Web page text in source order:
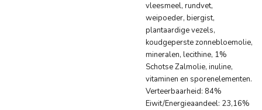
vleesmeel, rundvet,
weipoeder, biergist,
plantaardige vezels,
koudgeperste zonnebloemolie,
mineralen, lecithine, 1%
Schotse Zalmolie, inuline,
vitaminen en sporenelementen.
Verteerbaarheid: 84%
Eiwit/Energieaandeel: 23,16%